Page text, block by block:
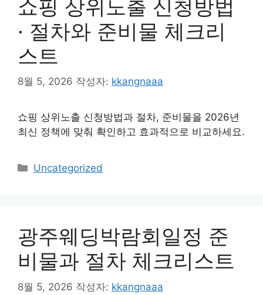
쇼핑 상위노출 신청방법
· 절차와 준비물 체크리
스트
8월 5, 2026 작성자: kkangnaaa
쇼핑 상위노출 신청방법과 절차, 준비물을 2026년
최신 정책에 맞춰 확인하고 효과적으로 비교하세요.
카
Uncategorized
광주웨딩박람회일정 준
비물과 절차 체크리스트
8월 5, 2026 작성자: kkangnaaa